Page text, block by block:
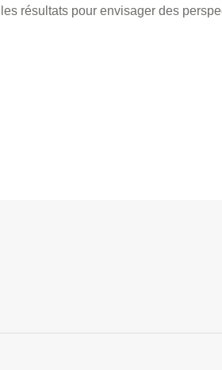
les résultats pour envisager des